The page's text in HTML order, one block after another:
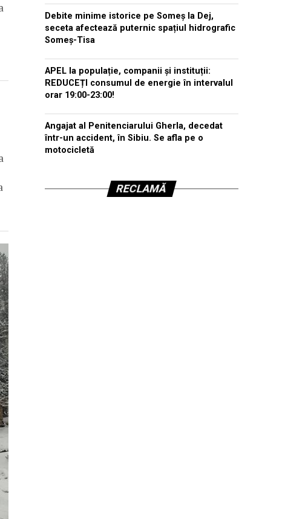
Debite minime istorice pe Someș la Dej,
seceta afectează puternic spațiul hidrografic
Someș-Tisa
APEL la populație, companii și instituții:
REDUCEȚI consumul de energie în intervalul
orar 19:00-23:00!
Angajat al Penitenciarului Gherla, decedat
într-un accident, în Sibiu. Se afla pe o
motocicletă
RECLAMĂ